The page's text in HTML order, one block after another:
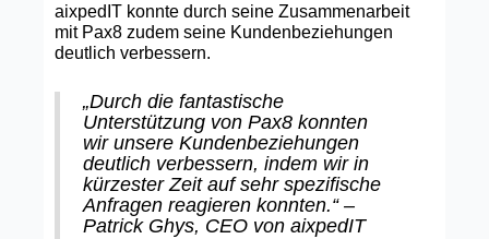
aixpedIT konnte durch seine Zusammenarbeit
mit Pax8 zudem seine Kundenbeziehungen
deutlich verbessern.
„Durch die fantastische
Unterstützung von Pax8 konnten
wir unsere Kundenbeziehungen
deutlich verbessern, indem wir in
kürzester Zeit auf sehr spezifische
Anfragen reagieren konnten.“ –
Patrick Ghys, CEO von aixpedIT